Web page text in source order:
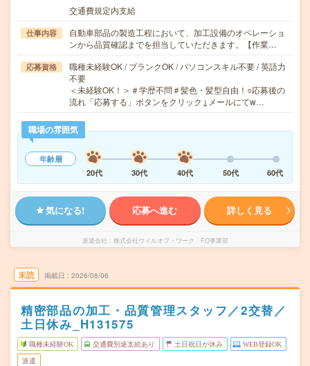
交通費規定内支給
仕事内容
自動車部品の製造工程において、加工設備のオペレーショ
ンから品質確認までを担当していただきます。【作業…
応募資格
職種未経験OK / ブランクOK / パソコンスキル不要 / 英語力
不要
＜未経験OK！＞＃学歴不問＃髪色・髪型自由！○応募後の
流れ「応募する」ボタンをクリック↓メールにてw…
職場の雰囲気
年齢層
20代
30代 40代 50代 60代
気になる! 応募へ進む 詳しく見る
派遣会社 株式会社ウィルオブ・ワーク FO事業部
未読 掲載日 2026/08/06
精密部品の加工・品質管理スタッフ／2交替／
土日休み_H131575
職種未経験OK 交通費別途支給あり 土日祝日が休み WEB登録OK
派遣